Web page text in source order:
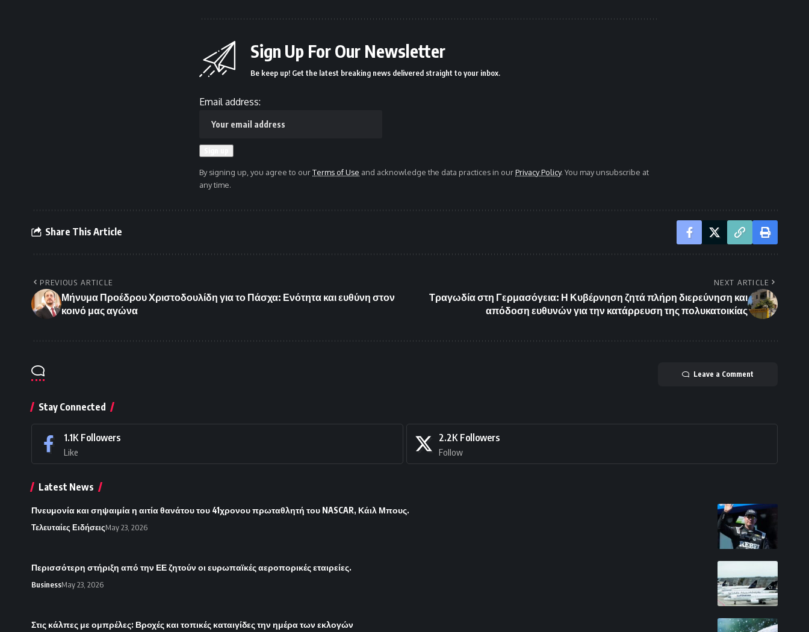
Sign Up For Our Newsletter
Be keep up! Get the latest breaking news delivered straight to your inbox.
Email address:
By signing up, you agree to ourTerms of Use and acknowledge the data practices in ourPrivacy Policy. You may unsubscribe at
any time.
Share This Article
PREVIOUS ARTICLE
Μήνυμα Προέδρου Χριστοδουλίδη για το Πάσχα: Ενότητα και ευθύνη στον
κοινό μας αγώνα
NEXT ARTICLE
Τραγωδία στη Γερμασόγεια: Η Κυβέρνηση ζητά πλήρη διερεύνηση και
απόδοση ευθυνών για την κατάρρευση της πολυκατοικίας
Leave a Comment
Stay Connected
1.1K Followers
Like
2.2K Followers
Follow
Latest News
Πνευμονία και σηψαιμία η αιτία θανάτου του 41χρονου πρωταθλητή του NASCAR, Κάιλ Μπους.
Τελευταίες ΕιδήσειςMay 23, 2026
Περισσότερη στήριξη από την ΕΕ ζητούν οι ευρωπαϊκές αεροπορικές εταιρείες.
BusinessMay 23, 2026
Στις κάλπες με ομπρέλες: Βροχές και τοπικές καταιγίδες την ημέρα των εκλογών